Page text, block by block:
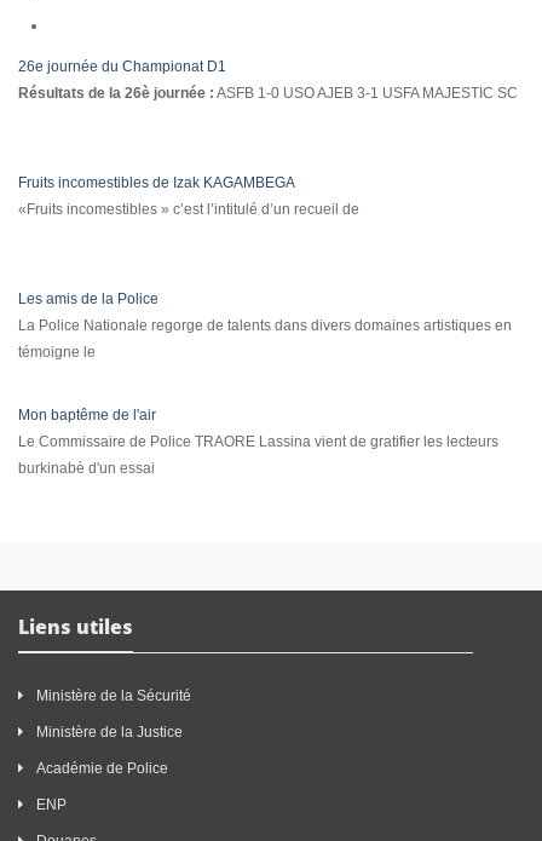
26e journée du Championat D1
Résultats de la 26è journée : ASFB 1-0 USO AJEB 3-1 USFA MAJESTIC SC
Fruits incomestibles de Izak KAGAMBEGA
«Fruits incomestibles » c’est l’intitulé d’un recueil de
Les amis de la Police
La Police Nationale regorge de talents dans divers domaines artistiques en
témoigne le
Mon baptême de l'air
Le Commissaire de Police TRAORE Lassina vient de gratifier les lecteurs
burkinabè d'un essai
Liens utiles
Ministère de la Sécurité
Ministère de la Justice
Académie de Police
ENP